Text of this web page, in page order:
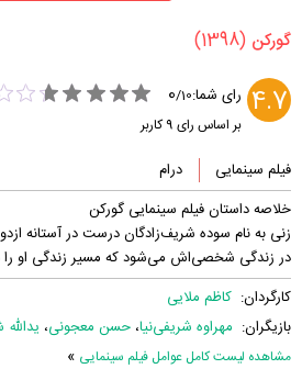
‏گورکن‏ (1398)
4.7 رای شما: 0/10
بر اساس رای 9کاربر
فیلم سینمایی
درام
خلاصه داستان فیلم سینمایی گورکن
زنی به نام سوده شریف‌زادگان درست در آستانه
در زندگی شخصی‌اش می‌شود که مسیر زندگی او را
کارگردان: کاظم ملایی
بازیگران: مهراوه شریفی‌نیا، حسن معجونی،
مشاهده لیست کامل عوامل فیلم سینمایی »